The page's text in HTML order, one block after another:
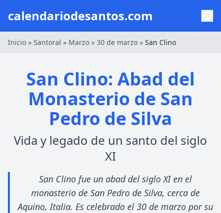
calendariodesantos.com
Inicio » Santoral » Marzo » 30 de marzo » San Clino
San Clino: Abad del
Monasterio de San
Pedro de Silva
Vida y legado de un santo del siglo
XI
San Clino fue un abad del siglo XI en el
monasterio de San Pedro de Silva, cerca de
Aquino, Italia. Es celebrado el 30 de marzo por su